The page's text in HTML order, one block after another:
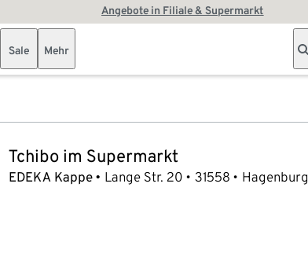
Angebote in Filiale & Supermarkt
Sale Mehr
Tchibo im Supermarkt
EDEKA Kappe Lange Str. 20 31558 Hagenburg